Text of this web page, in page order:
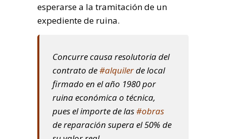
esperarse a la tramitación de un
expediente de ruina.
Concurre causa resolutoria del
contrato de#alquilerde local
firmado en el año 1980 por
ruina económica o técnica,
pues el importe de las#obras
de reparación supera el 50% de